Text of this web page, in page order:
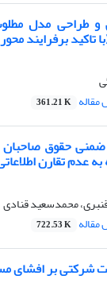
و طراحی مدل
تاکید برفرایند
361.21 K
ضمنی حقوق
عدم تقارن
محمدسعید قنادی
722.53 K
شرکتی بر افشای